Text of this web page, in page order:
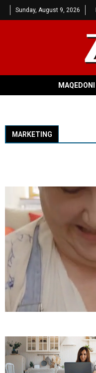
Sunday, August 9, 2026
MAQEDONI
MARKETING